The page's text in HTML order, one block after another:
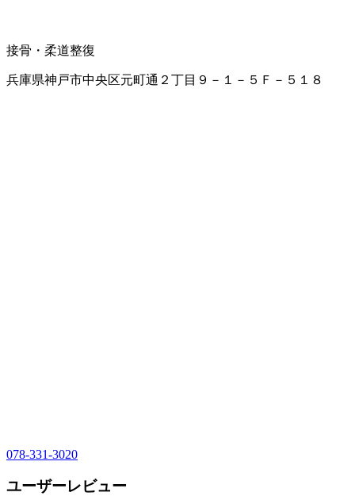
接骨・柔道整復
兵庫県神戸市中央区元町通２丁目９－１－５Ｆ－５１８
078-331-3020
ユーザーレビュー